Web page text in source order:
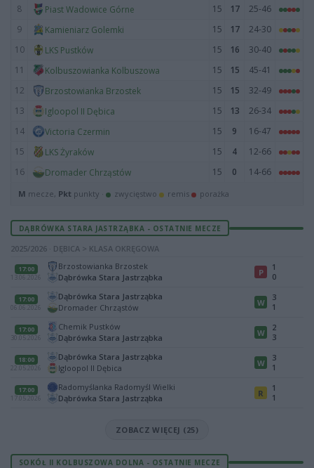
8 Piast Wadowice Górne 15 17
25-46
9
Kamieniarz Golemki 15 17
24-30
10
LKS Pustków 15 16
30-40
11
Kolbuszowianka Kolbuszowa 15 15
45-41
12
Brzostowianka Brzostek 15 15
32-49
13
Igloopol II Dębica 15 13
26-34
14
Victoria Czermin 15 9
16-47
15
LKS Żyraków 15 4
12-66
16
Dromader Chrząstów 15 0 14-66
M mecze, Pkt punkty · zwycięstwo remis porażka
DĄBRÓWKA STARA JASTRZĄBKA - OSTATNIE MECZE
2025/2026 · DĘBICA > KLASA OKRĘGOWA
17:00
13.06.2026
Brzostowianka Brzostek
Dąbrówka Stara Jastrząbka
P
1
0
17:00
06.06.2026
Dąbrówka Stara Jastrząbka
Dromader Chrząstów
W
3
1
17:00
30.05.2026
Chemik Pustków
Dąbrówka Stara Jastrząbka
W
2
3
18:00
22.05.2026
Dąbrówka Stara Jastrząbka
Igloopol II Dębica
W
3
1
17:00
17.05.2026
Radomyślanka Radomyśl Wielki
Dąbrówka Stara Jastrząbka
R
1
1
ZOBACZ WIĘCEJ (25)
SOKÓŁ II KOLBUSZOWA DOLNA - OSTATNIE MECZE